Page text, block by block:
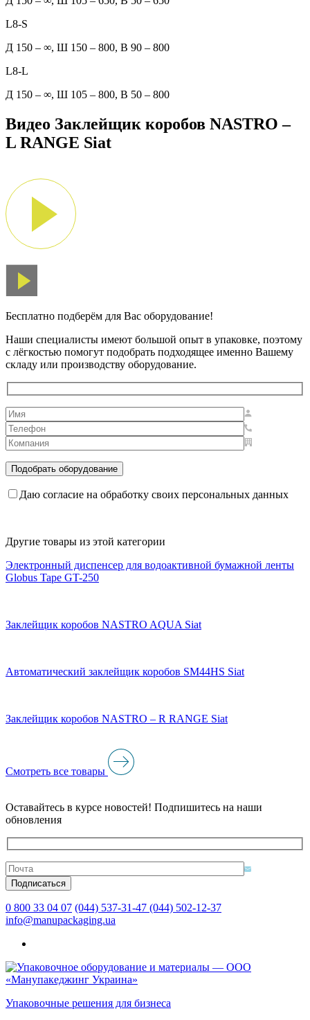
L8-S
Д 150 – ∞, Ш 150 – 800, В 90 – 800
L8-L
Д 150 – ∞, Ш 105 – 800, В 50 – 800
Видео Заклейщик коробов NASTRO –
L RANGE Siat
Бесплатно подберём для Вас оборудование!
Наши специалисты имеют большой опыт в упаковке, поэтому
с лёгкостью помогут подобрать подходящее именно Вашему
складу или производству оборудование.
Даю согласие на обработку своих персональных данных
Другие товары из этой категории
Электронный диспенсер для водоактивной бумажной ленты
Globus Tape GT-250
Заклейщик коробов NASTRO AQUA Siat
Автоматический заклейщик коробов SM44HS Siat
Заклейщик коробов NASTRO – R RANGE Siat
Смотреть все товары
Оставайтесь в курсе новостей! Подпишитесь на наши
обновления
0 800 33 04 07 (044) 537-31-47 (044) 502-12-37
info@manupackaging.ua
Упаковочные решения для бизнеса